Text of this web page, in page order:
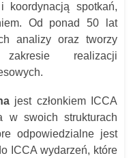
koordynacją spotkań,
Od ponad 50 lat
analizy oraz tworzy
realizacji
jest członkiem ICCA
w swoich strukturach
odpowiedzialne jest
ICCA wydarzeń, które